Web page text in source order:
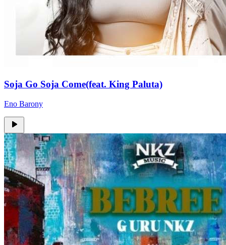
Soja Go Soja Come(feat. King Paluta)
Eno Barony